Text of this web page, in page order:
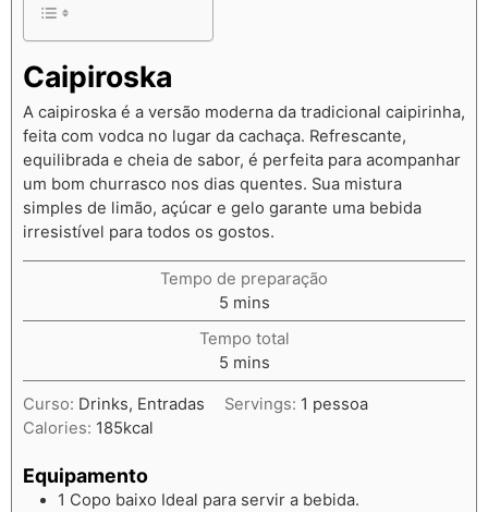
Caipiroska
A caipiroska é a versão moderna da tradicional caipirinha,
feita com vodca no lugar da cachaça. Refrescante,
equilibrada e cheia de sabor, é perfeita para acompanhar
um bom churrasco nos dias quentes. Sua mistura
simples de limão, açúcar e gelo garante uma bebida
irresistível para todos os gostos.
Tempo de preparação
5 mins
Tempo total
5 mins
Curso: Drinks, Entradas Servings: 1 pessoa
Calories: 185kcal
Equipamento
1 Copo baixo Ideal para servir a bebida.